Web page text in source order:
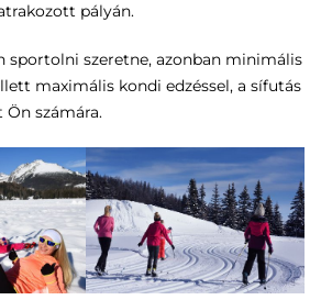
pályán.
sportolni szeretne, azonban minimális
maximális kondi edzéssel, a sífutás
számára.